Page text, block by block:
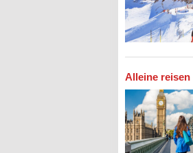
Alleine reisen